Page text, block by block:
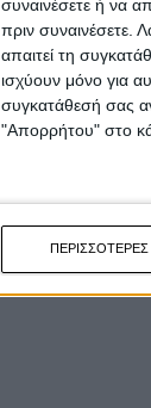
συναινέσετε ή να
πριν συναινέσετε.
απαιτεί τη
ισχύουν μόνο για
συγκατάθεσή σας
"Απορρήτου" στο